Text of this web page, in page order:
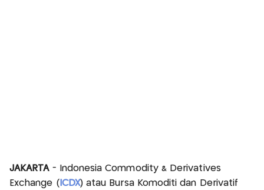
JAKARTA- Indonesia Commodity & Derivatives
Exchange ( ICDX) atau Bursa Komoditi dan Derivatif